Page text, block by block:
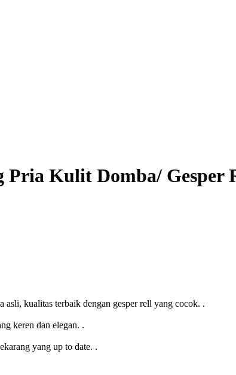
Pria Kulit Domba/ Gesper
asli, kualitas terbaik dengan gesper rell yang cocok. .
keren dan elegan. .
yang up to date. .